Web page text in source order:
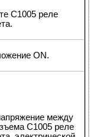
C1005 реле
ON.
между
C1005 реле